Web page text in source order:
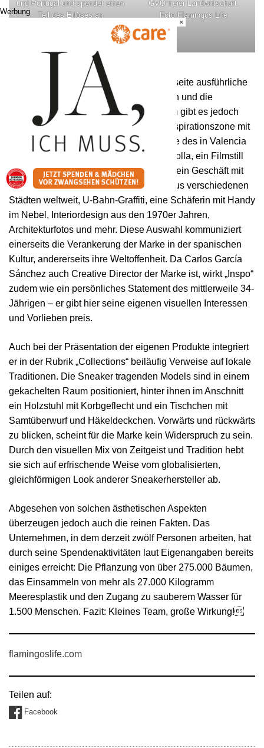
und Portugal und spendet einen
Teil des Erlöses an
verschiedene Umweltprojekte.
GVO freier Landwirtschaft.
Foto Flamingos Life
Insgesamt bietet die Marke auf der Webseite ausführliche
Informationen über die Schuh-produktion und die
unterstützten Umweltprojekte. Zusätzlich gibt es jedoch
auch die Rubrik „Inspo“, eine visuelle Inspirationszone mit
unterschiedlichsten Bildwelten: Gemälde des in Valencia
geborenen Impressionisten Joaquín Sorolla, ein Filmstill
aus „Jamon Jamon“ mit Penélope Cruz, ein Geschäft mit
traditioneller Keramik, Straßenszenen aus verschiedenen
Städten weltweit, U-Bahn-Graffiti, eine Schäferin mit Handy
im Nebel, Interiordesign aus den 1970er Jahren,
Architekturfotos und mehr. Diese Auswahl kommuniziert
einerseits die Verankerung der Marke in der spanischen
Kultur, andererseits ihre Weltoffenheit. Da Carlos García
Sánchez auch Creative Director der Marke ist, wirkt „Inspo“
zudem wie ein persönliches Statement des mittlerweile 34-
Jährigen – er gibt hier seine eigenen visuellen Interessen
und Vorlieben preis.
Auch bei der Präsentation der eigenen Produkte integriert
er in der Rubrik „Collections“ beiläufig Verweise auf lokale
Traditionen. Die Sneaker tragenden Models sind in einem
gekachelten Raum positioniert, hinter ihnen im Anschnitt
ein Holzstuhl mit Korbgeflecht und ein Tischchen mit
Samtüberwurf und Häkeldeckchen. Vorwärts und rückwärts
zu blicken, scheint für die Marke kein Widerspruch zu sein.
Durch den visuellen Mix von Zeitgeist und Tradition hebt
sie sich auf erfrischende Weise vom globalisierten,
gleichförmigen Look anderer Sneakerhersteller ab.
Abgesehen von solchen ästhetischen Aspekten
überzeugen jedoch auch die reinen Fakten. Das
Unternehmen, in dem derzeit zwölf Personen arbeiten, hat
durch seine Spendenaktivitäten laut Eigenangaben bereits
einiges erreicht: Die Pflanzung von über 275.000 Bäumen,
das Einsammeln von mehr als 27.000 Kilogramm
Meeresplastik und den Zugang zu sauberem Wasser für
1.500 Menschen. Fazit: Kleines Team, große Wirkung!
flamingoslife.com
Teilen auf:
Facebook
Werbung
×